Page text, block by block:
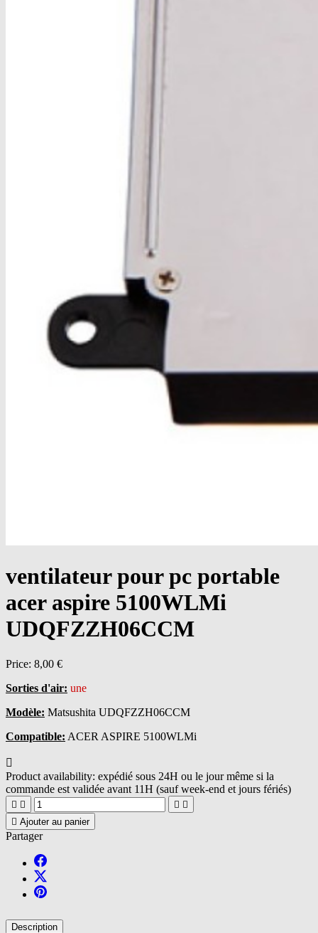
ventilateur pour pc portable
acer aspire 5100WLMi
UDQFZZH06CCM
Price: 8,00 €
Sorties d'air: une
Modèle: Matsushita UDQFZZH06CCM
Compatible: ACER ASPIRE 5100WLMi

Product availability: expédié sous 24H ou le jour même si la
commande est validée avant 11H (sauf week-end et jours fériés)
   
 Ajouter au panier
Partager
Description